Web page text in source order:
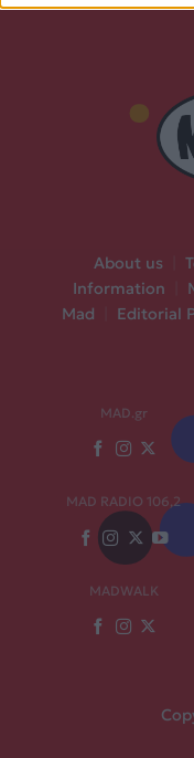
About us
Information
Mad
Editorial
MAD.gr
MAD RADIO 106,2
MADWALK